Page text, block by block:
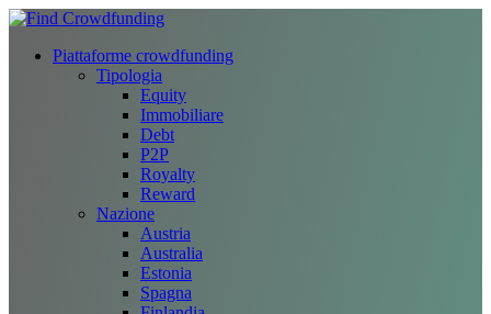
Piattaforme crowdfunding
Tipologia
Equity
Immobiliare
Debt
P2P
Royalty
Reward
Nazione
Austria
Australia
Estonia
Spagna